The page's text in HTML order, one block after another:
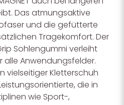
Das atmungsaktive
und die gefütterte
Tragekomfort. Der
Sohlengummi verleiht
alle Anwendungsfelder.
vielseitiger Kletterschuh
die in
wie Sport-,